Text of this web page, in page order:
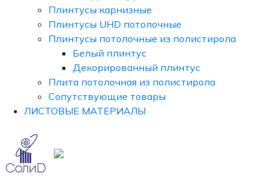
Плинтусы карнизные
Плинтусы UHD потолочные
Плинтусы потолочные из полистирола
Белый плинтус
Декорированный плинтус
Плита потолочная из полистирола
Сопутствующие товары
ЛИСТОВЫЕ МАТЕРИАЛЫ